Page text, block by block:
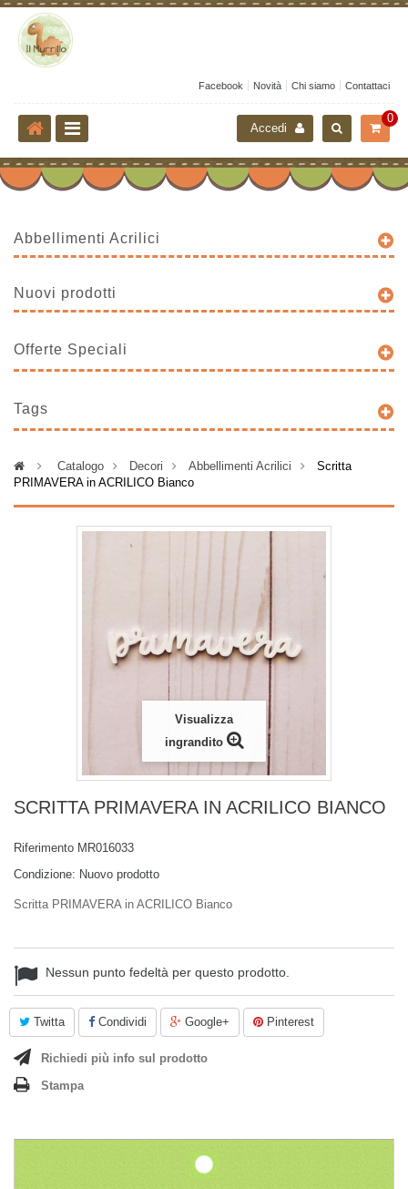
Facebook Novità Chi siamo Contattaci
0
Accedi
Abbellimenti Acrilici
Nuovi prodotti
Offerte Speciali
Tags
> Catalogo > Decori > Abbellimenti Acrilici >
Scritta
PRIMAVERA in ACRILICO Bianco
Visualizza
ingrandito
SCRITTA PRIMAVERA IN ACRILICO BIANCO
Riferimento MR016033
Condizione: Nuovo prodotto
Scritta PRIMAVERA in ACRILICO Bianco
Nessun punto fedeltà per questo prodotto.
Twitta Condividi Google+ Pinterest
Richiedi più info sul prodotto
Stampa